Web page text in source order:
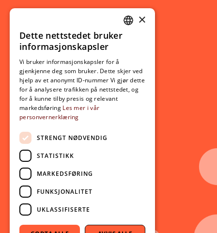
Ny student
Utveksling
Opptak
Lov- og regelverk
Aktuelt
Nyheter
Arrangementer
Nyhetsbrev
Ledige stillinger
Følg oss på sosiale medier:
Facebook
Instagram
Youtube
NORWEGIAN
×
Dette nettstedet bruker
informasjonskapsler
Vi bruker informasjonskapsler for å
gjenkjenne deg som bruker. Dette skjer ved
hjelp av et anonymt ID-nummer Vi gjør dette
for å analysere trafikken på nettstedet, og
for å kunne tilby presis og relevant
markedsføring Les mer i vår
personvernerklæring
STRENGT NØDVENDIG
STATISTIKK
MARKEDSFØRING
FUNKSJONALITET
UKLASSIFISERTE